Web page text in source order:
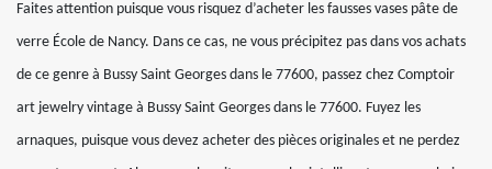
Faites attention puisque vous risquez d’acheter les fausses vases pâte de
verre École de Nancy. Dans ce cas, ne vous précipitez pas dans vos achats
de ce genre à Bussy Saint Georges dans le 77600, passez chez Comptoir
art jewelry vintage à Bussy Saint Georges dans le 77600. Fuyez les
arnaques, puisque vous devez acheter des pièces originales et ne perdez